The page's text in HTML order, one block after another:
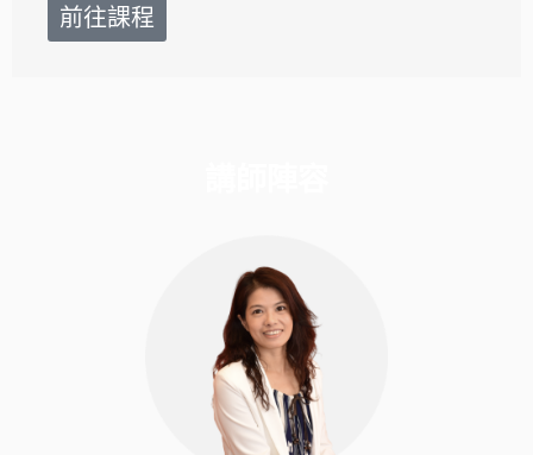
前往課程